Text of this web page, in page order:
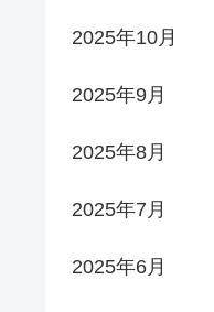
2025年10月
2025年9月
2025年8月
2025年7月
2025年6月